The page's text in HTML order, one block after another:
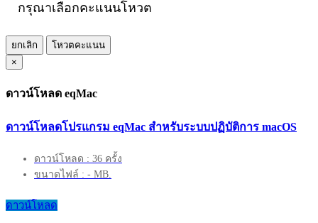
กรุณาเลือกคะแนนโหวต
ยกเลิก
โหวตคะแนน
×
ดาวน์โหลด eqMac
ดาวน์โหลดโปรแกรม eqMac สำหรับระบบปฏิบัติการ macOS
ดาวน์โหลด : 36 ครั้ง
ขนาดไฟล์ : - MB.
ดาวน์โหลด